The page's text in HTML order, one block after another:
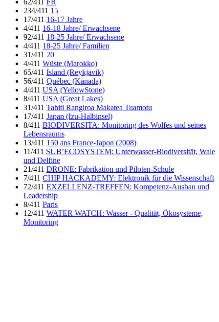
62/411 FR
234/411 15
17/411 16-17 Jahre
4/411 16-18 Jahre/ Erwachsene
92/411 18-25 Jahre/ Erwachsene
4/411 18-25 Jahre/ Familien
31/411 20
4/411 Wüste (Marokko)
65/411 Island (Reykjavik)
56/411 Québec (Kanada)
4/411 USA (YellowStone)
8/411 USA (Great Lakes)
31/411 Tahiti Rangiroa Makatea Tuamotu
17/411 Japan (Izu-Halbinsel)
8/411 BIODIVERSITA: Monitoring des Wolfes und seines
Lebensraums
13/411 150 ans France-Japon (2008)
11/411 SUB’ECOSYSTEM: Unterwasser-Biodiversität, Wale
und Delfine
21/411 DRONE: Fabrikation und Piloten-Schule
7/411 CHIP HACKADEMY: Elektronik für die Wissenschaft
72/411 EXZELLENZ-TREFFEN: Kompetenz-Ausbau und
Leadership
8/411 Paris
12/411 WATER WATCH: Wasser - Qualität, Ökosysteme,
Monitoring